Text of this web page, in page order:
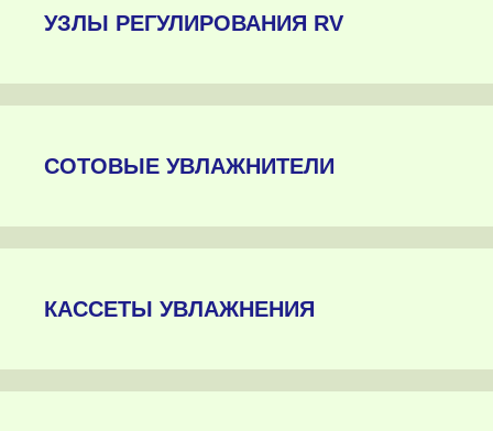
УЗЛЫ РЕГУЛИРОВАНИЯ RV
СОТОВЫЕ УВЛАЖНИТЕЛИ
КАССЕТЫ УВЛАЖНЕНИЯ